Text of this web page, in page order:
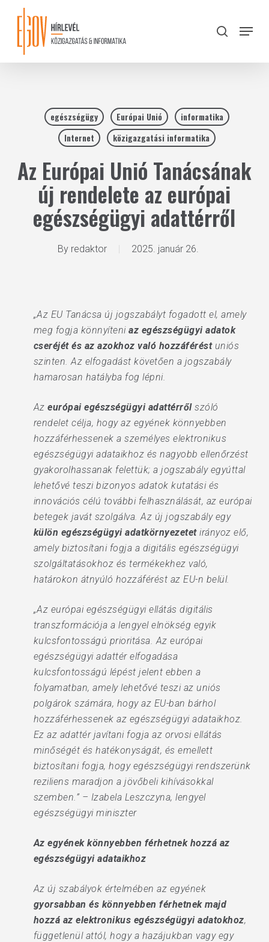
content
search
Menu
egészségügy Európai Unió
informatika
Internet
közigazgatási informatika
Az Európai Unió Tanácsának
új rendelete az európai
egészségügyi adattérről
By redaktor 2025. január 26.
„Az EU Tanácsa új jogszabályt fogadott el, amely
meg fogja könnyíteniaz egészségügyi adatok
cseréjét és az azokhoz való hozzáféréstuniós
szinten. Az elfogadást követően a jogszabály
hamarosan hatályba fog lépni.
Azeurópai egészségügyi adattérrőlszóló
rendelet célja, hogy az egyének könnyebben
hozzáférhessenek a személyes elektronikus
egészségügyi adataikhoz és nagyobb ellenőrzést
gyakorolhassanak felettük; a jogszabály egyúttal
lehetővé teszi bizonyos adatok kutatási és
innovációs célú további felhasználását, az európai
betegek javát szolgálva. Az új jogszabály egy
külön egészségügyi adatkörnyezetetirányoz elő,
amely biztosítani fogja a digitális egészségügyi
szolgáltatásokhoz és termékekhez való,
határokon átnyúló hozzáférést az EU-n belül.
„Az európai egészségügyi ellátás digitális
transzformációja a lengyel elnökség egyik
kulcsfontosságú prioritása. Az európai
egészségügyi adattér elfogadása
kulcsfontosságú lépést jelent ebben a
folyamatban, amely lehetővé teszi az uniós
polgárok számára, hogy az EU-ban bárhol
hozzáférhessenek az egészségügyi adataikhoz.
Ez az adattér javítani fogja az orvosi ellátás
minőségét és hatékonyságát, és emellett
biztosítani fogja, hogy egészségügyi rendszerünk
reziliens maradjon a jövőbeli kihívásokkal
szemben.” – Izabela Leszczyna, lengyel
egészségügyi miniszter
Az egyének könnyebben férhetnek hozzá az
egészségügyi adataikhoz
Az új szabályok értelmében az egyének
gyorsabban és könnyebben férhetnek majd
hozzá az elektronikus egészségügyi adatokhoz,
függetlenül attól, hogy a hazájukban vagy egy
Close